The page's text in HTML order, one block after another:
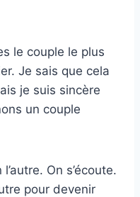
le couple le plus
Je sais que cela
je suis sincère
un couple
On s’écoute.
pour devenir